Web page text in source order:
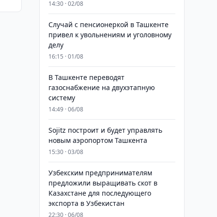
14:30 · 02/08
Случай с пенсионеркой в Ташкенте
привел к увольнениям и уголовному
делу
16:15 · 01/08
В Ташкенте переводят
газоснабжение на двухэтапную
систему
14:49 · 06/08
Sojitz построит и будет управлять
новым аэропортом Ташкента
15:30 · 03/08
Узбекским предпринимателям
предложили выращивать скот в
Казахстане для последующего
экспорта в Узбекистан
22:30 · 06/08